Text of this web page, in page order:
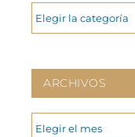
CATEGORIAS
ARCHIVOS
ARCHIVOS